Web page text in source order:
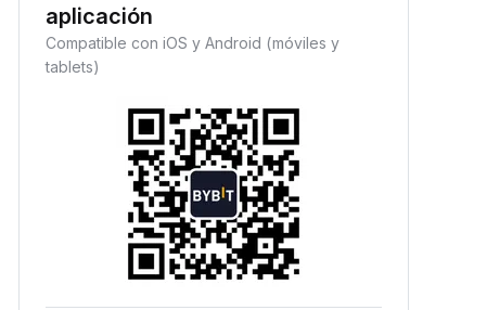
aplicación
Compatible con iOS y Android (móviles y
tablets)